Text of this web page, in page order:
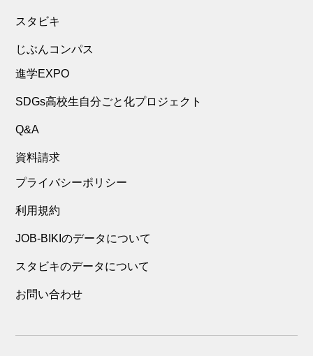
スタビキ
じぶんコンパス
進学EXPO
SDGs高校生自分ごと化プロジェクト
Q&A
資料請求
プライバシーポリシー
利用規約
JOB-BIKIのデータについて
スタビキのデータについて
お問い合わせ